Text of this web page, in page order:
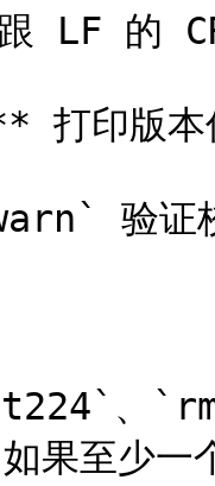
LF 的
印版本
验证校
、
果至少一